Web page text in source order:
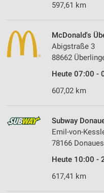
597,61 km
McDonald's
Abigstraße 3
88662
Heute 07:00 -
607,02 km
Subway
Emil-von-
78166
Heute 10:00 -
617,41 km